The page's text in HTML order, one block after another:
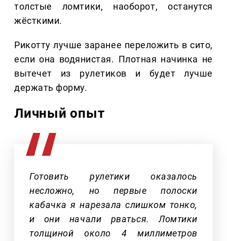
толстые ломтики, наоборот, останутся
жёсткими.
Рикотту лучше заранее переложить в сито,
если она водянистая. Плотная начинка не
вытечет из рулетиков и будет лучше
держать форму.
Личный опыт
Готовить рулетики оказалось
несложно, но первые полоски
кабачка я нарезала слишком тонко,
и они начали рваться. Ломтики
толщиной около 4 миллиметров